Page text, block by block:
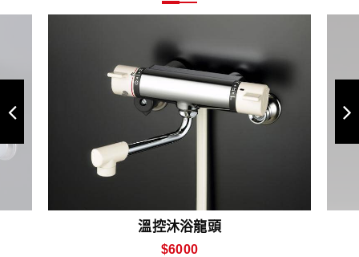
溫控沐浴龍頭
$6000